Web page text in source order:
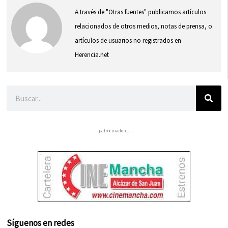
A través de "Otras fuentes" publicamos artículos
relacionados de otros medios, notas de prensa, o
artículos de usuarios no registrados en
Herencia.net
– patrocinadores –
Síguenos en redes